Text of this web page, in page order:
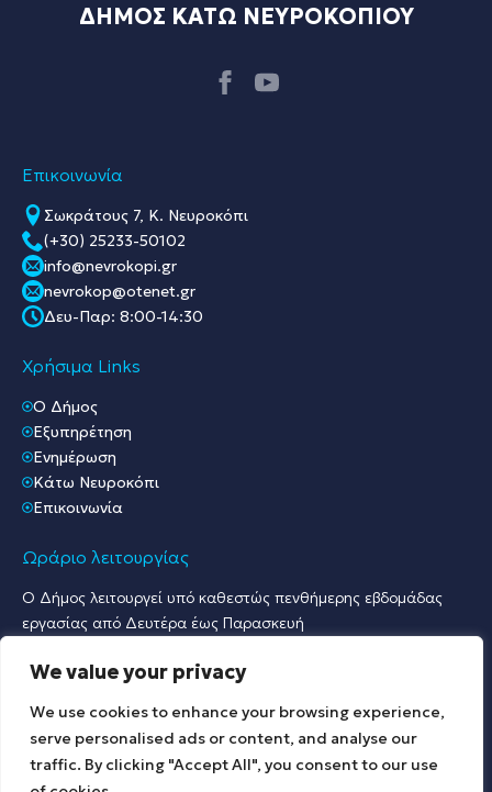
We value your privacy
We use cookies to enhance your browsing experience,
serve personalised ads or content, and analyse our
traffic. By clicking "Accept All", you consent to our use
ΔΗΜΟΣ ΚΑΤΩ ΝΕΥΡΟΚΟΠΙΟΥ
Επικοινωνία
Σωκράτους 7, Κ. Νευροκόπι
(+30) 25233-50102
info@nevrokopi.gr
nevrokop@otenet.gr
Δευ-Παρ: 8:00-14:30
Χρήσιμα Links
O Δήμος
Εξυπηρέτηση
Ενημέρωση
Κάτω Νευροκόπι
Επικοινωνία
Ωράριο λειτουργίας
Ο Δήμος λειτουργεί υπό καθεστώς πενθήμερης εβδομάδας
εργασίας από Δευτέρα έως Παρασκευή
Γραφείο Πρωτοκόλλου & Γραφεία Υποδοχής Πολιτών:
Λοιπές Υπηρεσίες:
Δευτέρα έως Παρασκευή: 09:00 – 15:00.